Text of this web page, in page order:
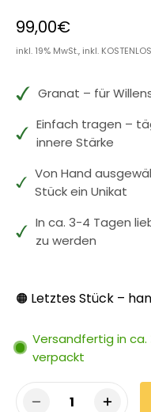
99,00€
inkl. 19% MwSt., inkl.
Granat – für
Einfach tragen –
innere Stärke
Von Hand
Stück ein Unikat
In ca. 3-4 Tagen
zu werden
🟠 Letztes Stück –
Versandfertig in ca.
verpackt
1